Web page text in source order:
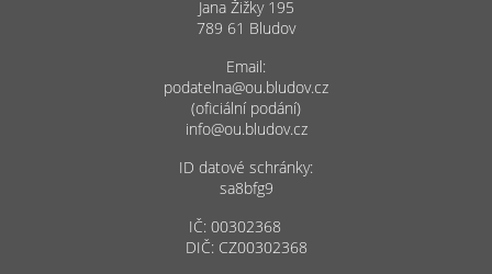
Jana Žižky 195
789 61 Bludov
Email:
podatelna@ou.bludov.cz
(oficiální podání)
info@ou.bludov.cz
ID datové schránky:
sa8bfg9
IČ: 00302368
DIČ: CZ00302368